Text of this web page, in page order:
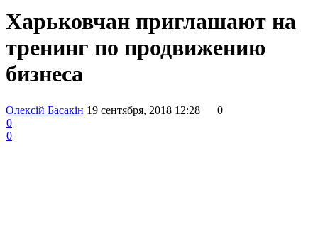
Харьковчан приглашают на
тренинг по продвижению
бизнеса
Олексій Басакін 19 сентября, 2018 12:28
0
0
0